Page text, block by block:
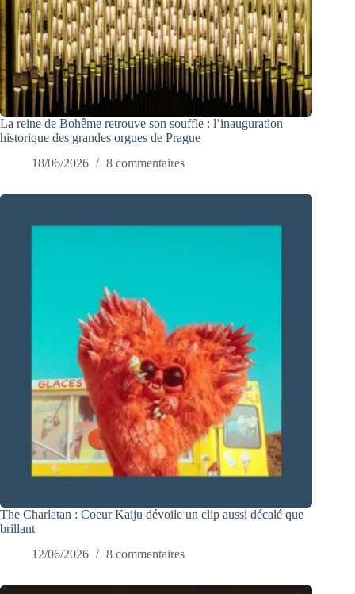
La reine de Bohême retrouve son souffle : l’inauguration
historique des grandes orgues de Prague
18/06/2026
8 commentaires
The Charlatan : Coeur Kaiju dévoile un clip aussi décalé que
brillant
12/06/2026
8 commentaires